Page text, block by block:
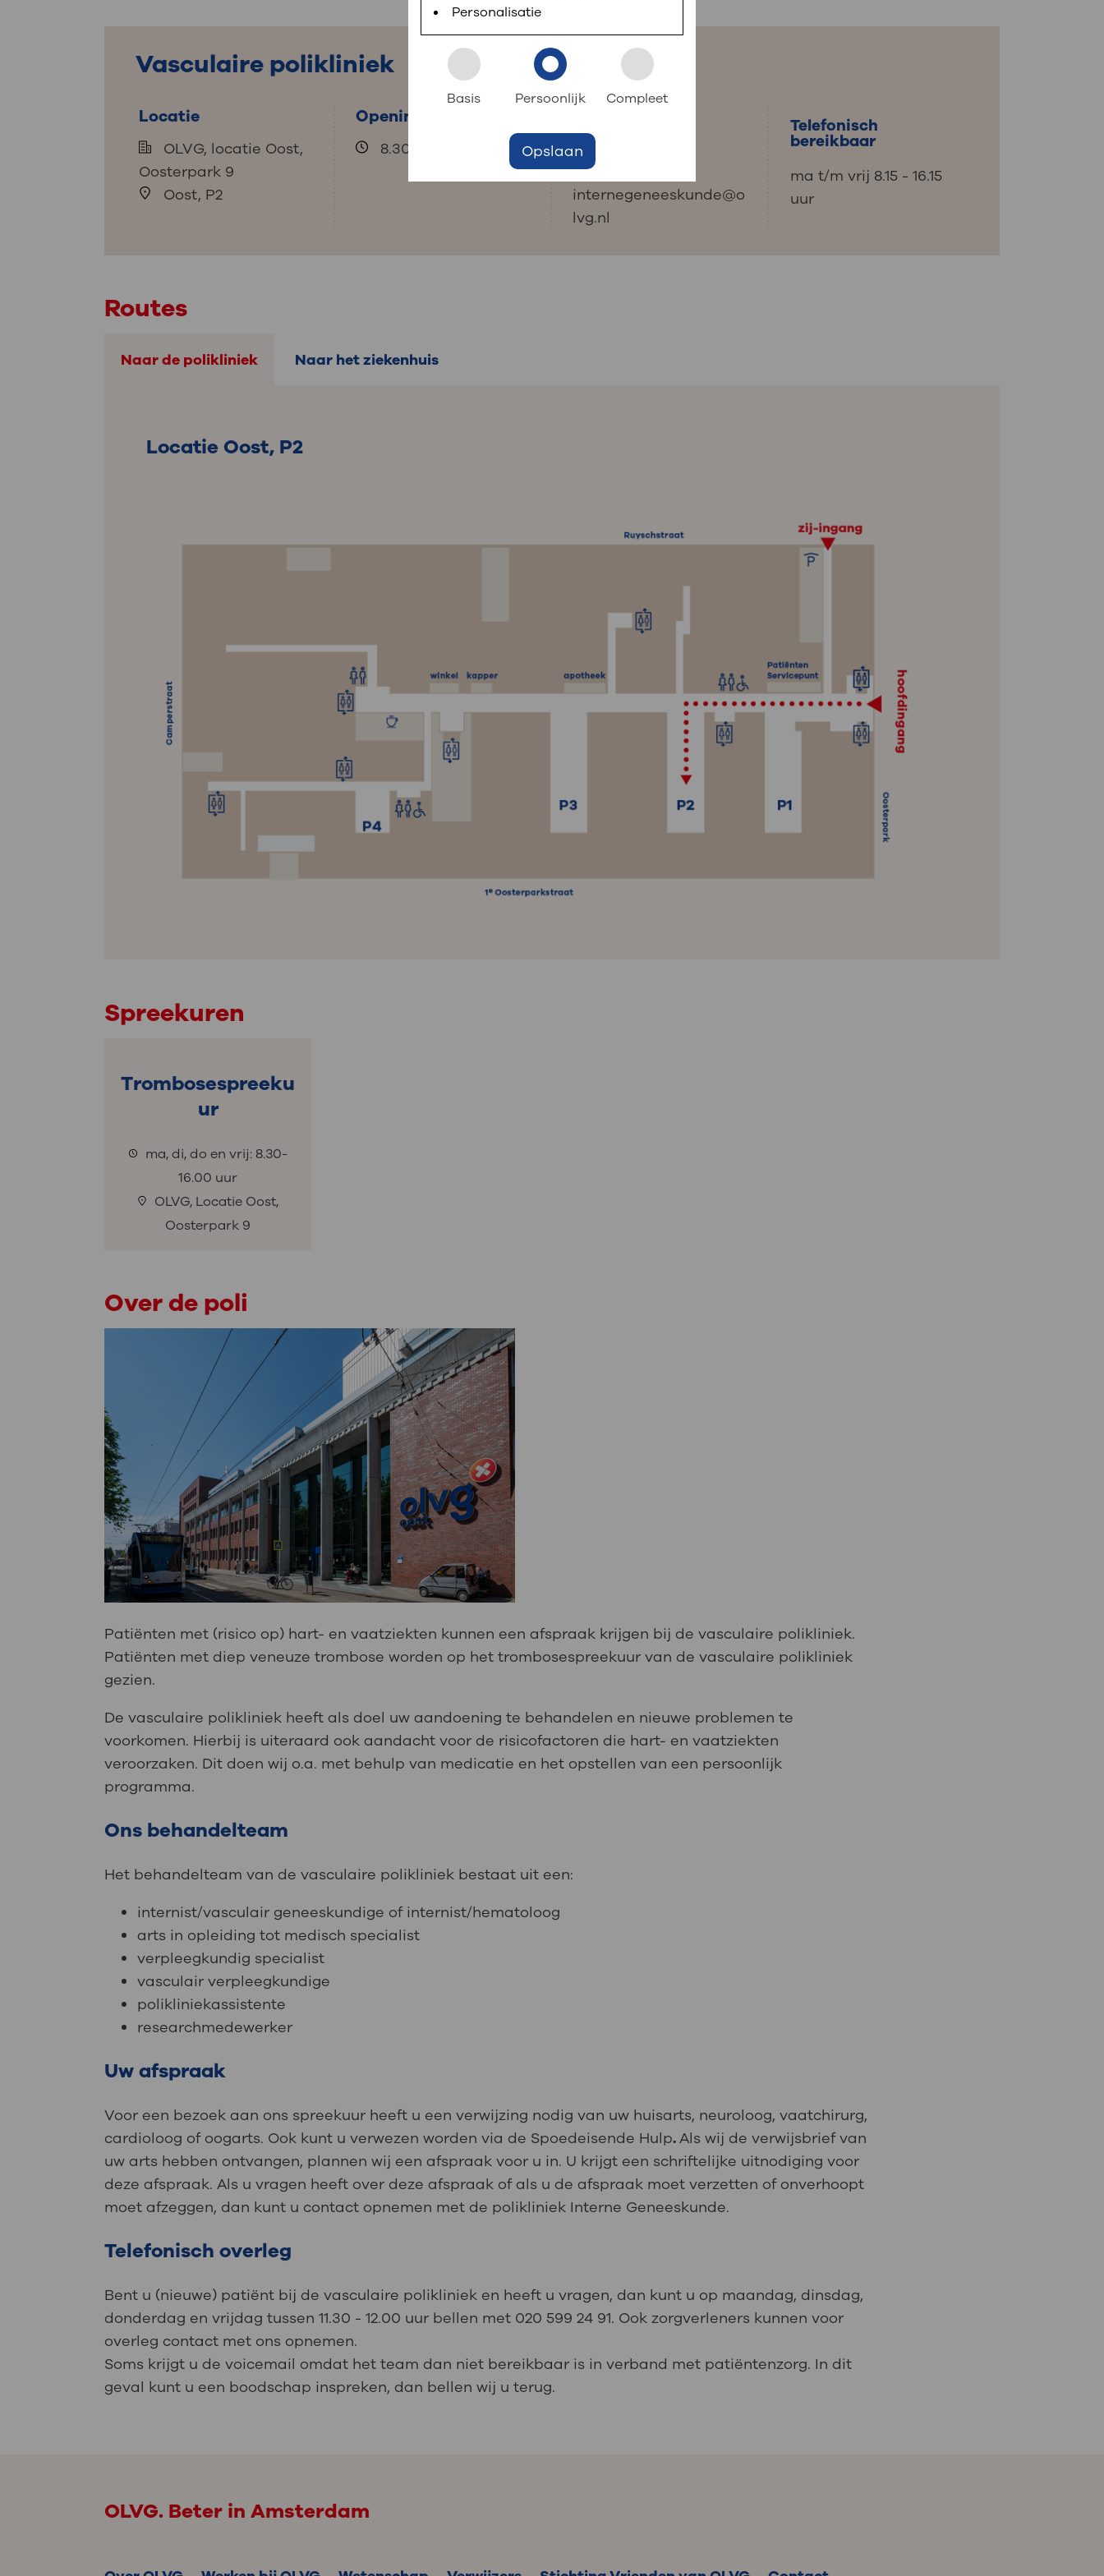
Uw bezoek aan OLVG
Uw verblijf in OLVG
steeds verder uit, zodat u zelf meer digitaal kunt regelen. Met MijnOLVG kunnen
Direct naar MijnOLVG
Vasculaire polikliniek
Locatie
OLVG, locatie Oost,
Oosterpark 9
Oost, P2
Openingstijden
8.30-16.00 uur
internegeneeskunde@o
lvg.nl
Telefonisch
bereikbaar
ma t/m vrij 8.15 - 16.15
uur
Routes
Naar de polikliniek Naar het ziekenhuis
Locatie Oost, P2
Spreekuren
Trombosespreeku
ur
ma, di, do en vrij: 8.30-
16.00 uur
OLVG, Locatie Oost,
Oosterpark 9
Over de poli
Patiënten met (risico op) hart- en vaatziekten kunnen een afspraak krijgen bij de vasculaire polikliniek.
Patiënten met diep veneuze trombose worden op het trombosespreekuur van de vasculaire polikliniek
gezien.
De vasculaire polikliniek heeft als doel uw aandoening te behandelen en nieuwe problemen te
voorkomen. Hierbij is uiteraard ook aandacht voor de risicofactoren die hart- en vaatziekten
veroorzaken. Dit doen wij o.a. met behulp van medicatie en het opstellen van een persoonlijk
programma.
Ons behandelteam
Het behandelteam van de vasculaire polikliniek bestaat uit een:
internist/vasculair geneeskundige of internist/hematoloog
arts in opleiding tot medisch specialist
verpleegkundig specialist
vasculair verpleegkundige
polikliniekassistente
researchmedewerker
Uw afspraak
Voor een bezoek aan ons spreekuur heeft u een verwijzing nodig van uw huisarts, neuroloog, vaatchirurg,
cardioloog of oogarts. Ook kunt u verwezen worden via de Spoedeisende Hulp.Als wij de verwijsbrief van
uw arts hebben ontvangen, plannen wij een afspraak voor u in. U krijgt een schriftelijke uitnodiging voor
deze afspraak. Als u vragen heeft over deze afspraak of als u de afspraak moet verzetten of onverhoopt
moet afzeggen, dan kunt u contact opnemen met de polikliniek Interne Geneeskunde.
Telefonisch overleg
Bent u (nieuwe) patiënt bij de vasculaire polikliniek en heeft u vragen, dan kunt u op maandag, dinsdag,
donderdag en vrijdag tussen 11.30 - 12.00 uur bellen met 020 599 24 91. Ook zorgverleners kunnen voor
overleg contact met ons opnemen.
Soms krijgt u de voicemail omdat het team dan niet bereikbaar is in verband met patiëntenzorg. In dit
geval kunt u een boodschap inspreken, dan bellen wij u terug.
OLVG. Beter in Amsterdam
Personalisatie
Basis Persoonlijk Compleet
Opslaan